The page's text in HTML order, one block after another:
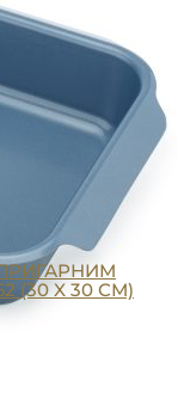
(30 X 30 СМ)